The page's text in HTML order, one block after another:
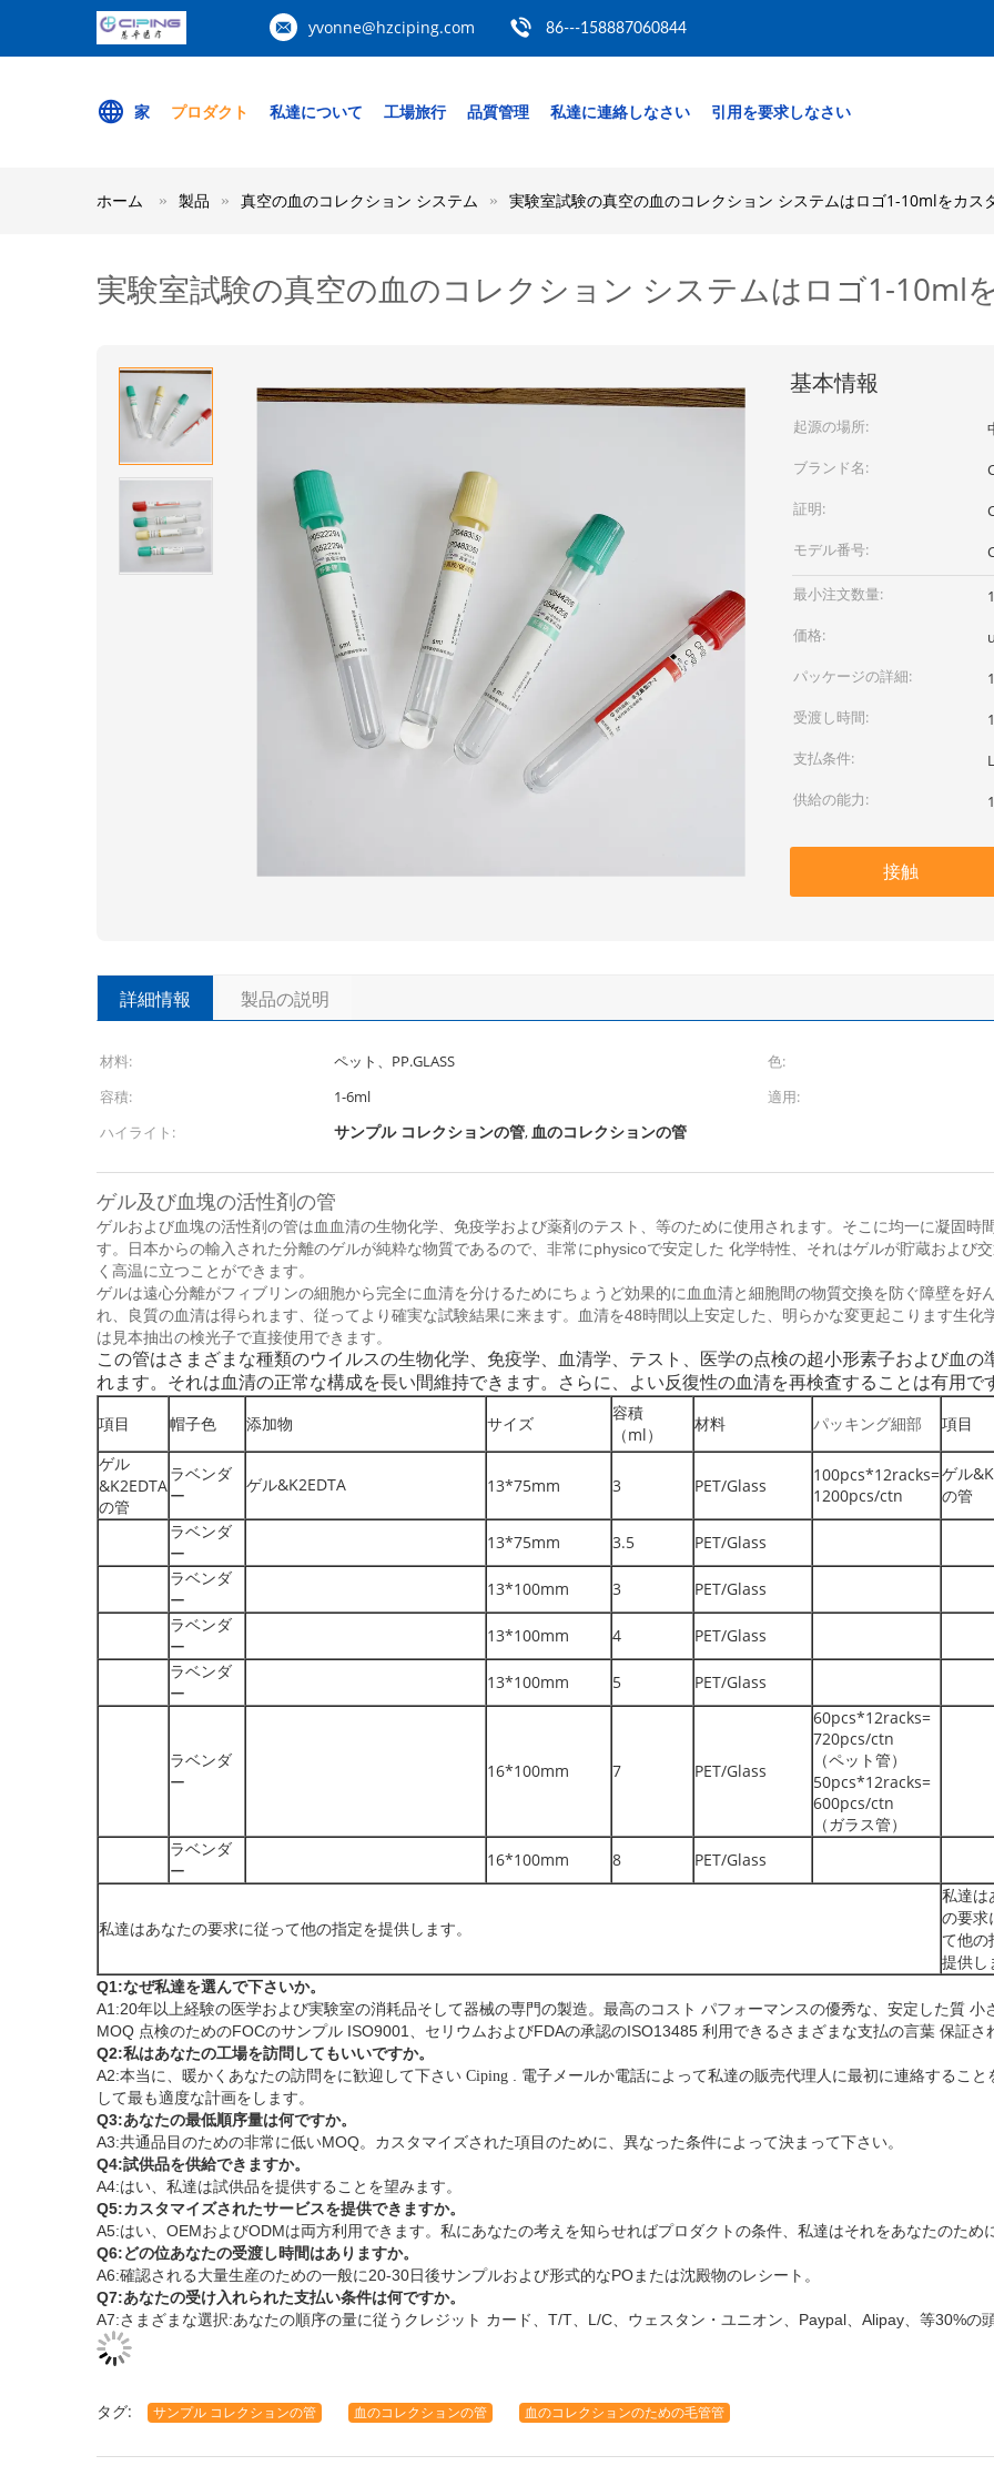
yvonne@hzciping.com 86---158887060844
家 プロダクト 私達について 工場旅行 品質管理 私達に連絡しなさい 引用を要求しなさい
ホーム 製品 真空の血のコレクション システム 実験室試験の真空の血のコレクション システムはロゴ1-10mlをカス
実験室試験の真空の血のコレクション システムはロゴ1-10ml
基本情報
起源の場所:
ブランド名:
証明:
モデル番号:
最小注文数量:
価格:
パッケージの詳細:
受渡し時間:
支払条件:
供給の能力:
接触
詳細情報 製品の説明
材料: ペット、PP.GLASS 色:
容積:
1-6ml 適用:
ハイライト:
サンプル コレクションの管,血のコレクションの管
ゲル及び血塊の活性剤の管
ゲルおよび血塊の活性剤の管は血血清の生物化学、免疫学および薬剤のテスト、等のために使用されます。そこに均一に凝固時
す。日本からの輸入された分離のゲルが純粋な物質であるので、非常にphysicoで安定した 化学特性、それはゲルが貯蔵および
く高温に立つことができます。
ゲルは遠心分離がフィブリンの細胞から完全に血清を分けるためにちょうど効果的に血血清と細胞間の物質交換を防ぐ障壁を好
れ、良質の血清は得られます、従ってより確実な試験結果に来ます。血清を48時間以上安定した、明らかな変更起こります生
は見本抽出の検光子で直接使用できます。
この管はさまざまな種類のウイルスの生物化学、免疫学、血清学、テスト、医学の点検の超小形素子および血
れます。それは血清の正常な構成を長い間維持できます。さらに、よい反復性の血清を再検査することは有用で
項目 帽子色 添加物 サイズ
容積
（ml）
材料 パッキング細部
項目
ゲル
&K2EDTA
の管
ラベンダ
ー
ゲル&K2EDTA 13*75mm 3 PET/Glass
100pcs*12racks=
1200pcs/ctn
ゲル
の管
ラベンダ
ー
13*75mm 3.5
PET/Glass
ラベンダ
ー
13*100mm 3
PET/Glass
ラベンダ
ー
13*100mm 4
PET/Glass
ラベンダ
ー
13*100mm 5 PET/Glass
ラベンダ
ー
16*100mm 7 PET/Glass
60pcs*12racks=
720pcs/ctn
（ペット管）
50pcs*12racks=
600pcs/ctn
（ガラス管）
ラベンダ
ー
16*100mm 8 PET/Glass
私達はあなたの要求に従って他の指定を提供します。
私達は
の要求
て他の
提供し
Q1:なぜ私達を選んで下さいか。
A1:20年以上経験の医学および実験室の消耗品そして器械の専門の製造。最高のコスト パフォーマンスの優秀な、安定した質 小
MOQ 点検のためのFOCのサンプル ISO9001、セリウムおよびFDAの承認のISO13485 利用できるさまざまな支払の言葉 保証さ
Q2:私はあなたの工場を訪問してもいいですか。
A2:本当に、暖かくあなたの訪問をに歓迎して下さい Ciping
. 電子メールか電話によって私達の販売代理人に最初に連絡するこ
して最も適度な計画をします。
Q3:あなたの最低順序量は何ですか。
A3:共通品目のための非常に低いMOQ。カスタマイズされた項目のために、異なった条件によって決まって下さい。
Q4:試供品を供給できますか。
A4:はい、私達は試供品を提供することを望みます。
Q5:カスタマイズされたサービスを提供できますか。
A5:はい、OEMおよびODMは両方利用できます。私にあなたの考えを知らせればプロダクトの条件、私達はそれをあなたのため
Q6:どの位あなたの受渡し時間はありますか。
A6:確認される大量生産のための一般に20-30日後サンプルおよび形式的なPOまたは沈殿物のレシート。
Q7:あなたの受け入れられた支払い条件は何ですか。
A7:さまざまな選択:あなたの順序の量に従うクレジット カード、T/T、L/C、ウェスタン・ユニオン、Paypal、Alipay、等30%の
タグ: サンプル コレクションの管 血のコレクションの管 血のコレクションのための毛管管